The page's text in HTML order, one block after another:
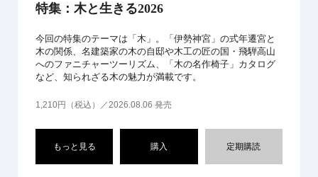
特集：木と生きる2026
今回の特集のテーマは「木」。「伊勢神宮」の式年遷宮と
木の関係、名建築家の木の自邸や木工の匠の国・飛騨高山
へのファニチャーツーリズム、「木の名作椅子」カタログ
など、知られざる木の魅力が満載です。
1,210円（税込）／2026.08.06 発売
もっと見る 購入 定期購読